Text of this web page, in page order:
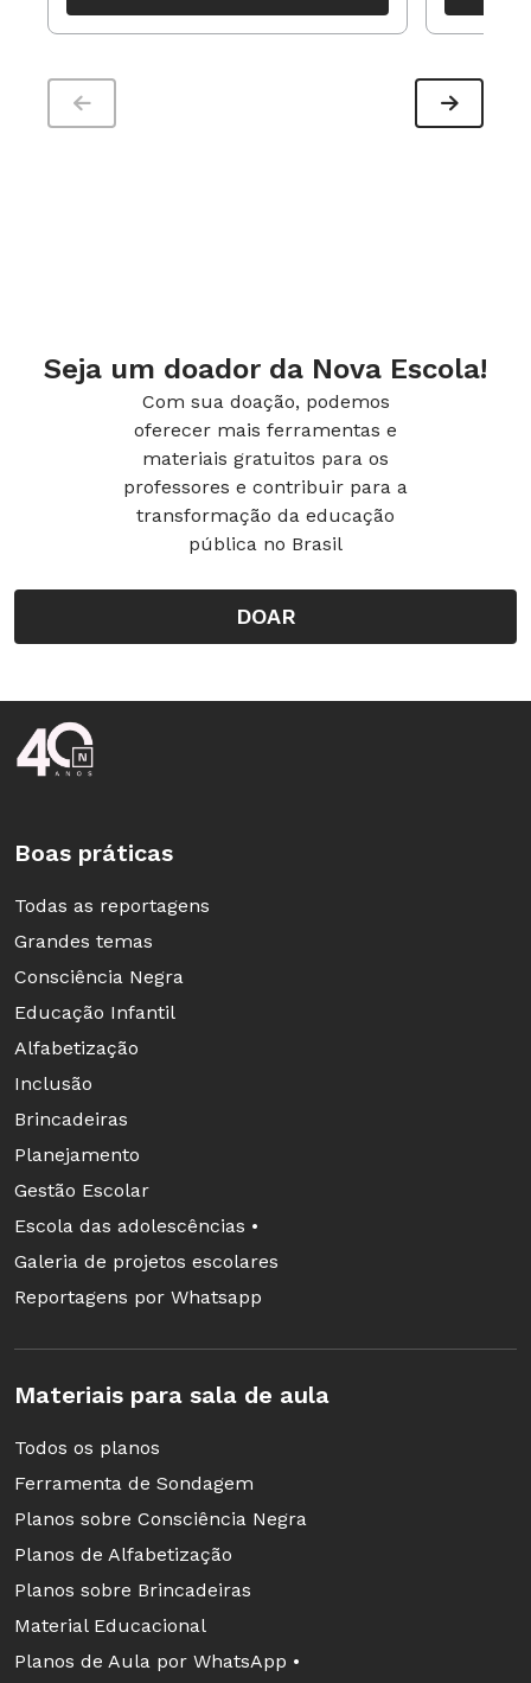
Mostre aos alunos que, no triângulo DEO, há
EO = 3,5 (raio da semicircunferênica), DO = 2,5
(ver escala do eixo x). Ao aplicar o Teorema de
Agora a classe deverá estudar o triângulo ADE.
Aponte as medidas dos catetos DE = raiz
quadrada de 6 = 2,45 e AD = 1. Aplicando-se o
Teorema de Pitágoras no triângulo ADE, a
turma descobrirá que a hipotenusa AE mede
período
Seja um doador da Nova Escola!
Com sua doação, podemos
oferecer mais ferramentas e
materiais gratuitos para os
professores e contribuir para a
transformação da educação
pública no Brasil
DOAR
Rodapé da Nova Escola
Boas práticas
Todas as reportagens
Grandes temas
Consciência Negra
Educação Infantil
Alfabetização
Inclusão
Brincadeiras
Planejamento
Gestão Escolar
Escola das adolescências •
Galeria de projetos escolares
Reportagens por Whatsapp
Materiais para sala de aula
Todos os planos
Ferramenta de Sondagem
Planos sobre Consciência Negra
Planos de Alfabetização
Planos sobre Brincadeiras
Material Educacional
Planos de Aula por WhatsApp •